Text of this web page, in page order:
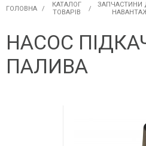
ГОЛОВНА
КАТАЛОГ
ТОВАРІВ
ЗАПЧАСТИНИ
НАСОС
ПАЛИВА